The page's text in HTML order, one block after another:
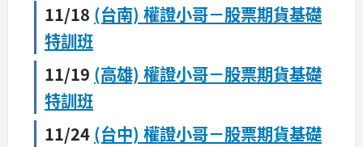
11/18 (台南) 權證小哥－股票期貨基礎
特訓班
11/19 (高雄) 權證小哥－股票期貨基礎
特訓班
11/24 (台中) 權證小哥－股票期貨基礎